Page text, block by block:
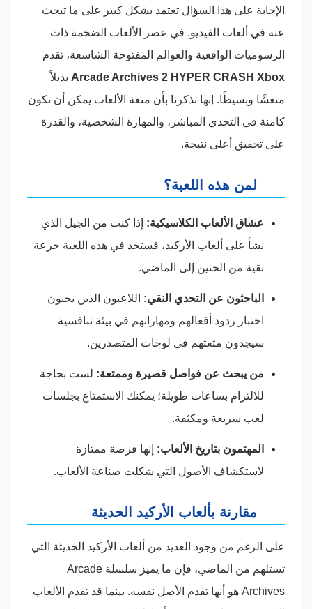
الإجابة على هذا السؤال تعتمد بشكل كبير على ما تبحث
عنه في ألعاب الفيديو. في عصر الألعاب الضخمة ذات
الرسوميات الواقعية والعوالم المفتوحة الشاسعة، تقدم
Arcade Archives 2 HYPER CRASH Xbox بديلاً
منعشًا وبسيطًا. إنها تذكرنا بأن متعة الألعاب يمكن أن تكون
كامنة في التحدي المباشر، والمهارة الشخصية، والقدرة
على تحقيق أعلى نتيجة.
لمن هذه اللعبة؟
عشاق الألعاب الكلاسيكية: إذا كنت من الجيل الذي
نشأ على ألعاب الأركيد، فستجد في هذه اللعبة جرعة
نقية من الحنين إلى الماضي.
الباحثون عن التحدي النقي: اللاعبون الذين يحبون
اختبار ردود أفعالهم ومهاراتهم في بيئة تنافسية
سيجدون متعتهم في لوحات المتصدرين.
من يبحث عن فواصل قصيرة وممتعة: لست بحاجة
للالتزام بساعات طويلة؛ يمكنك الاستمتاع بجلسات
لعب سريعة ومكثفة.
المهتمون بتاريخ الألعاب: إنها فرصة ممتازة
لاستكشاف الأصول التي شكلت صناعة الألعاب.
مقارنة بألعاب الأركيد الحديثة
على الرغم من وجود العديد من ألعاب الأركيد الحديثة التي
تستلهم من الماضي، فإن ما يميز سلسلة Arcade
Archives هو أنها تقدم الأصل نفسه. بينما قد تقدم الألعاب